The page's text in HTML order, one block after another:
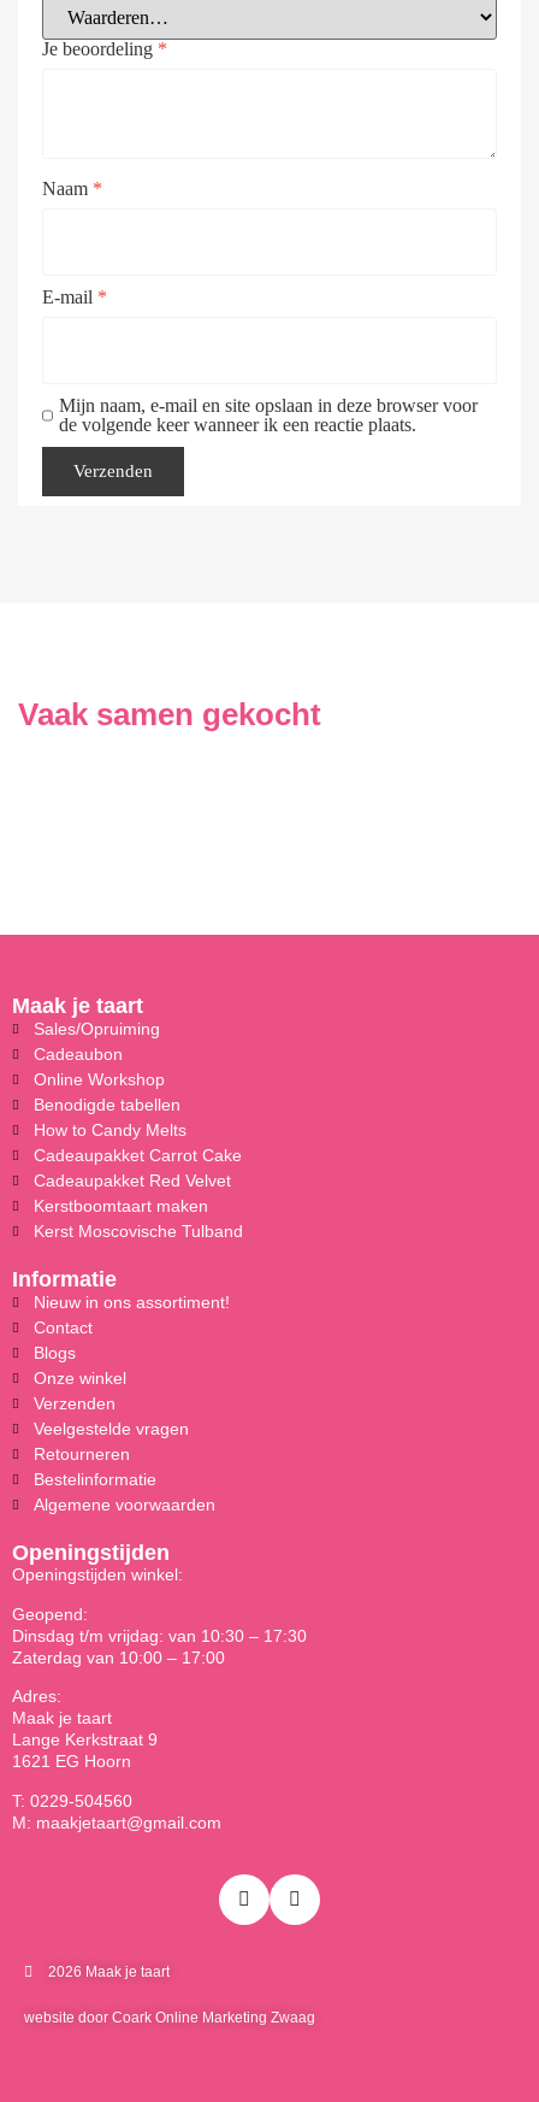
Je beoordeling *
Naam *
E-mail *
Mijn naam, e-mail en site opslaan in deze browser voor
de volgende keer wanneer ik een reactie plaats.
Vaak samen gekocht
Maak je taart
Sales/Opruiming
Cadeaubon
Online Workshop
Benodigde tabellen
How to Candy Melts
Cadeaupakket Carrot Cake
Cadeaupakket Red Velvet
Kerstboomtaart maken
Kerst Moscovische Tulband
Informatie
Nieuw in ons assortiment!
Contact
Blogs
Onze winkel
Verzenden
Veelgestelde vragen
Retourneren
Bestelinformatie
Algemene voorwaarden
Openingstijden
Openingstijden winkel:
Geopend:
Dinsdag t/m vrijdag: van 10:30 – 17:30
Zaterdag van 10:00 – 17:00
Adres:
Maak je taart
Lange Kerkstraat 9
1621 EG Hoorn
T: 0229-504560
M: maakjetaart@gmail.com
2026 Maak je taart
website door Coark Online Marketing Zwaag